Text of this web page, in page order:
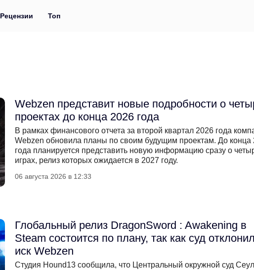
Рецензии Топ
Webzen представит новые подробности о
проектах до конца 2026 года
В рамках финансового отчета за второй квартал 2026 года
Webzen обновила планы по своим будущим проектам. До конца
года планируется представить новую информацию сразу о
играх, релиз которых ожидается в 2027 году.
06 августа 2026 в 12:33
Глобальный релиз DragonSword : Awakening в
Steam состоится по плану, так как суд отклонил
иск Webzen
Студия Hound13 сообщила, что Центральный окружной суд